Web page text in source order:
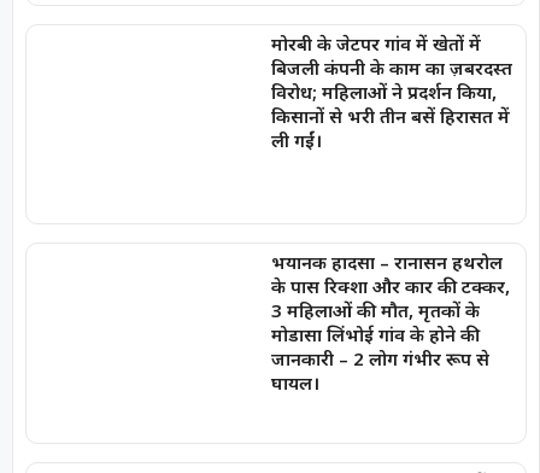
मोरबी के जेटपर गांव में खेतों में
बिजली कंपनी के काम का ज़बरदस्त
विरोध; महिलाओं ने प्रदर्शन किया,
किसानों से भरी तीन बसें हिरासत में
ली गईं।
भयानक हादसा – रानासन हथरोल
के पास रिक्शा और कार की टक्कर,
3 महिलाओं की मौत, मृतकों के
मोडासा लिंभोई गांव के होने की
जानकारी – 2 लोग गंभीर रूप से
घायल।